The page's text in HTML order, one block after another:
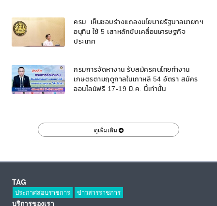
ครม. เห็นชอบร่างแถลงนโยบายรัฐบาลนายกฯ
อนุทิน ใช้ 5 เสาหลักขับเคลื่อนเศรษฐกิจ
ประเทศ
กรมการจัดหางาน รับสมัครคนไทยทำงาน
เกษตรตามฤดูกาลในเกาหลี 54 อัตรา สมัคร
ออนไลน์ฟรี 17-19 มี.ค. นี้เท่านั้น
ดูเพิ่มเติม
TAG
ประกาศสอบราชการ ข่าวสารราชการ
บริการของเรา